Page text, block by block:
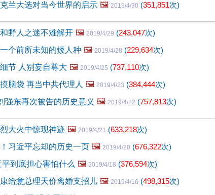
兰大选对当今世界的启示 🖼️ 2019/4/30 (351,851次)
野人之迷不难解开 🖼️ 2019/4/29 (243,047次)
个前所未知的矮人种 🖼️ 2019/4/28 (229,634次)
节 人别妄自尊大 🖼️ 2019/4/25 (737,110次)
脑袋 再当中共代理人 🖼️ 2019/4/23 (384,444次)
强东再次被告的历史意义 🖼️ 2019/4/22 (757,813次)
大火中惊现神迹 🖼️ 2019/4/21 (633,218次)
习近平忘却的历史一页 🖼️ 2019/4/20 (676,322次)
到底担心害怕什么 🖼️ 2019/4/18 (376,594次)
给意总理天价离婚支招儿 🖼️ 2019/4/16 (498,315次)